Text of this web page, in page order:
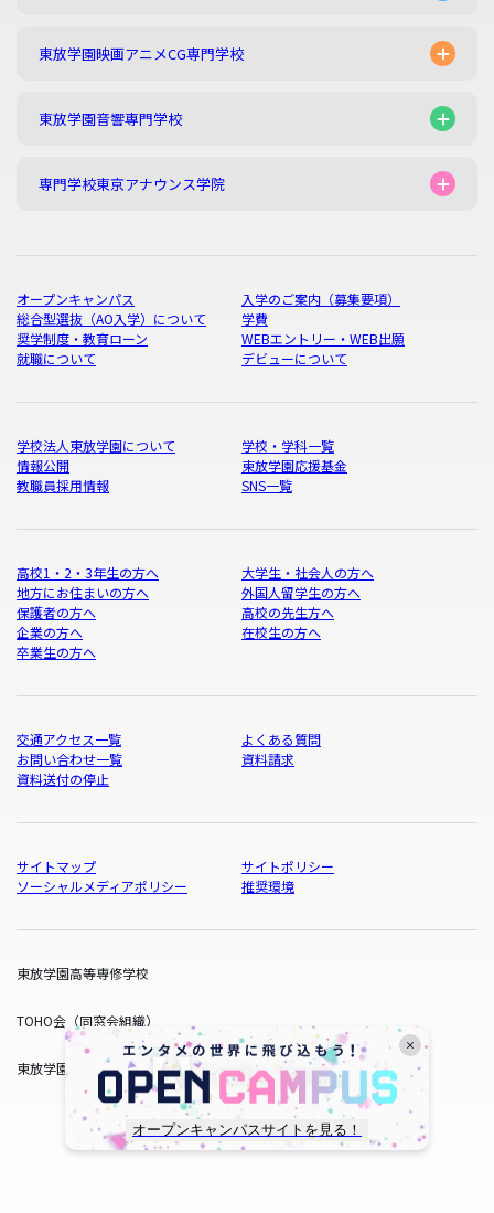
オープンキャンパスサイトを見る！
東放学園映画アニメCG専門学校
東放学園音響専門学校
専門学校東京アナウンス学院
オープンキャンパス
入学のご案内（募集要項）
総合型選抜（AO入学）について
学費
奨学制度・教育ローン
WEBエントリー・WEB出願
就職について
デビューについて
学校法人東放学園について
学校・学科一覧
情報公開
東放学園応援基金
教職員採用情報
SNS一覧
高校1・2・3年生の方へ
大学生・社会人の方へ
地方にお住まいの方へ
外国人留学生の方へ
保護者の方へ
高校の先生方へ
企業の方へ
在校生の方へ
卒業生の方へ
交通アクセス一覧
よくある質問
お問い合わせ一覧
資料請求
資料送付の停止
サイトマップ
サイトポリシー
ソーシャルメディアポリシー
推奨環境
東放学園高等専修学校
TOHO会（同窓会組織）
東放学園サービス
copyright © TOHO GAKUEN All Rights Reserved.